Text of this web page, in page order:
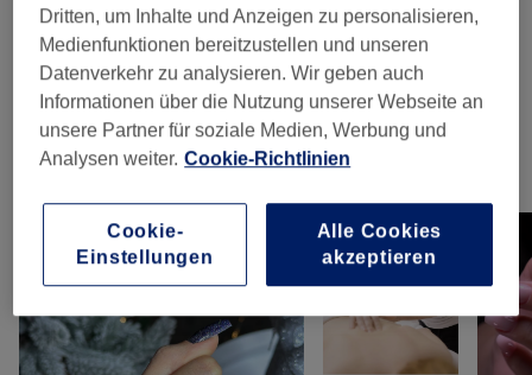
Maniküre & Pediküre (4)
Nagelmodellage (1) ab 110 €
Unsere Arbeit
Bild anklicken für weitere Details
Dritten, um Inhalte und Anzeigen zu personalisieren,
Medienfunktionen bereitzustellen und unseren
Datenverkehr zu analysieren. Wir geben auch
Informationen über die Nutzung unserer Webseite an
unsere Partner für soziale Medien, Werbung und
Analysen weiter. Cookie-Richtlinien
Cookie-
Einstellungen
Alle Cookies
akzeptieren